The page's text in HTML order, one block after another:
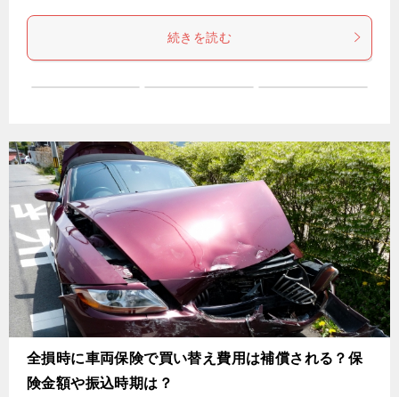
続きを読む
全損時に車両保険で買い替え費用は補償される？保
険金額や振込時期は？